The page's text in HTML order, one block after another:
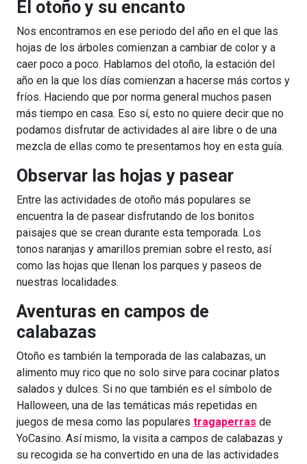
El otoño y su encanto
Nos encontramos en ese periodo del año en el que las
hojas de los árboles comienzan a cambiar de color y a
caer poco a poco. Hablamos del otoño, la estación del
año en la que los días comienzan a hacerse más cortos y
fríos. Haciendo que por norma general muchos pasen
más tiempo en casa. Eso sí, esto no quiere decir que no
podamos disfrutar de actividades al aire libre o de una
mezcla de ellas como te presentamos hoy en esta guía.
Observar las hojas y pasear
Entre las actividades de otoño más populares se
encuentra la de pasear disfrutando de los bonitos
paisajes que se crean durante esta temporada. Los
tonos naranjas y amarillos premian sobre el resto, así
como las hojas que llenan los parques y paseos de
nuestras localidades.
Aventuras en campos de
calabazas
Otoño es también la temporada de las calabazas, un
alimento muy rico que no solo sirve para cocinar platos
salados y dulces. Si no que también es el símbolo de
Halloween, una de las temáticas más repetidas en
juegos de mesa como las populares tragaperras de
YoCasino. Así mismo, la visita a campos de calabazas y
su recogida se ha convertido en una de las actividades